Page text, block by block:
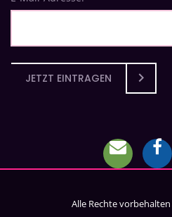
JETZT EINTRAGEN
Alle Rechte